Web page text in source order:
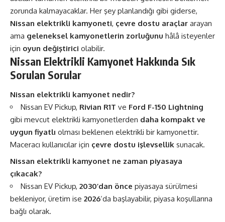
zorunda kalmayacaklar. Her şey planlandığı gibi giderse,
Nissan elektrikli kamyoneti, çevre dostu araçlar arayan
ama geleneksel kamyonetlerin zorluğunu hâlâ isteyenler
için oyun değiştirici olabilir.
Nissan Elektrikli Kamyonet Hakkında Sık
Sorulan Sorular
Nissan elektrikli kamyonet nedir?
Nissan EV Pickup, Rivian R1T ve Ford F-150 Lightning
gibi mevcut elektrikli kamyonetlerden daha kompakt ve
uygun fiyatlı olması beklenen elektrikli bir kamyonettir.
Maceracı kullanıcılar için çevre dostu işlevsellik sunacak.
Nissan elektrikli kamyonet ne zaman piyasaya
çıkacak?
Nissan EV Pickup, 2030’dan önce piyasaya sürülmesi
bekleniyor, üretim ise 2026‘da başlayabilir, piyasa koşullarına
bağlı olarak.